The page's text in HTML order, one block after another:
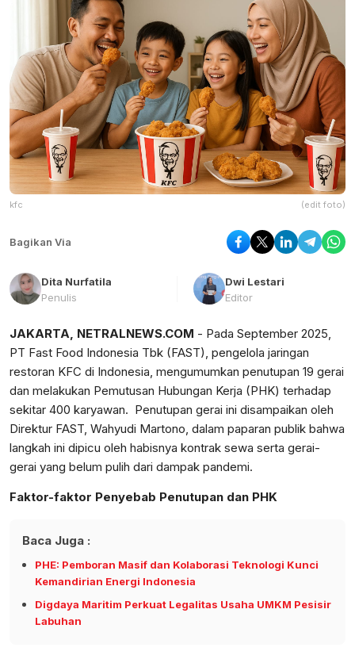
kfc (edit foto)
Bagikan Via
Dita Nurfatila
Penulis
Dwi Lestari
Editor
JAKARTA, NETRALNEWS.COM - Pada September 2025,
PT Fast Food Indonesia Tbk (FAST), pengelola jaringan
restoran KFC di Indonesia, mengumumkan penutupan 19 gerai
dan melakukan Pemutusan Hubungan Kerja (PHK) terhadap
sekitar 400 karyawan. Penutupan gerai ini disampaikan oleh
Direktur FAST, Wahyudi Martono, dalam paparan publik bahwa
langkah ini dipicu oleh habisnya kontrak sewa serta gerai-
gerai yang belum pulih dari dampak pandemi.
Faktor-faktor Penyebab Penutupan dan PHK
Baca Juga :
PHE: Pemboran Masif dan Kolaborasi Teknologi Kunci
Kemandirian Energi Indonesia
Digdaya Maritim Perkuat Legalitas Usaha UMKM Pesisir
Labuhan